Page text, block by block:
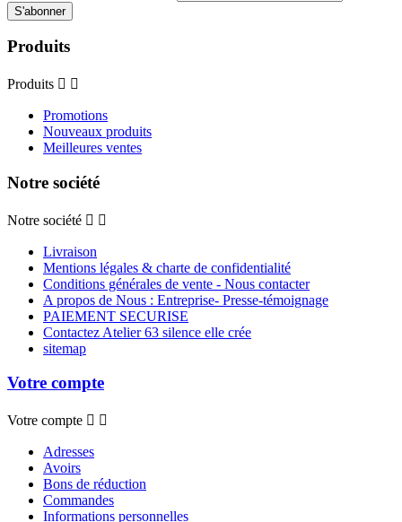
Produits
Produits  
Promotions
Nouveaux produits
Meilleures ventes
Notre société
Notre société  
Livraison
Mentions légales & charte de confidentialité
Conditions générales de vente - Nous contacter
A propos de Nous : Entreprise- Presse-témoignage
PAIEMENT SECURISE
Contactez Atelier 63 silence elle crée
sitemap
Votre compte
Votre compte  
Adresses
Avoirs
Bons de réduction
Commandes
Informations personnelles